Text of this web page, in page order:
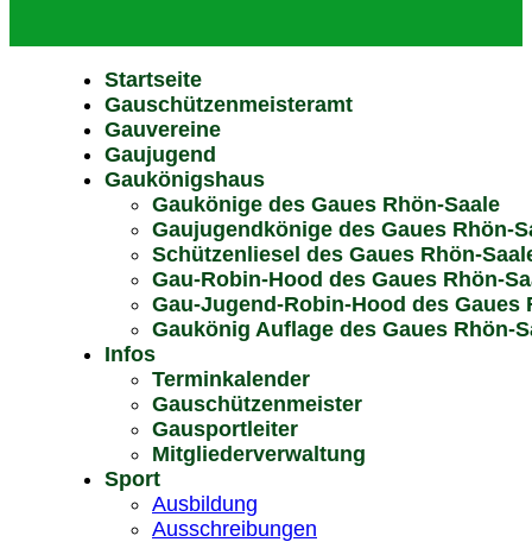
Startseite
Gauschützenmeisteramt
Gauvereine
Gaujugend
Gaukönigshaus
Gaukönige des Gaues Rhön-Saale
Gaujugendkönige des Gaues Rhön-
Schützenliesel des Gaues Rhön-
Gau-Robin-Hood des Gaues Rhön-
Gau-Jugend-Robin-Hood des Gaues
Gaukönig Auflage des Gaues Rhön-
Infos
Terminkalender
Gauschützenmeister
Gausportleiter
Mitgliederverwaltung
Sport
Ausbildung
Ausschreibungen